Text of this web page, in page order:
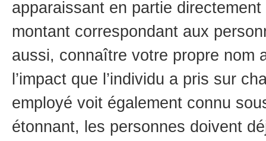
apparaissant en partie
montant correspondant aux
aussi, connaître votre propre nom
l’impact que l’individu a pris sur
employé voit également connu
étonnant, les personnes doivent